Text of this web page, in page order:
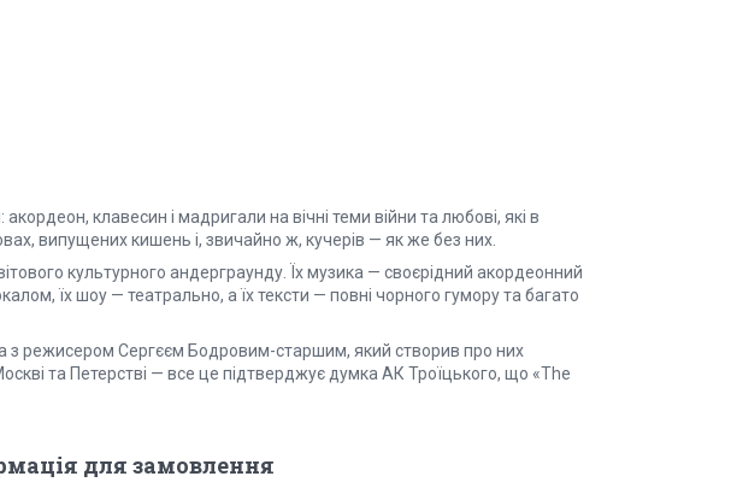
клавесин і мадригали на вічні теми війни та любові, які в
випущених кишень і, звичайно ж, кучерів — як же без них.
культурного андерграунду. Їх музика — своєрідний акордеонний
їх шоу — театрально, а їх тексти — повні чорного гумору та багато
з режисером Сергєєм Бодровим-старшим, який створив про них
та Петерстві — все це підтверджує думка АК Троїцького, що «The
для замовлення